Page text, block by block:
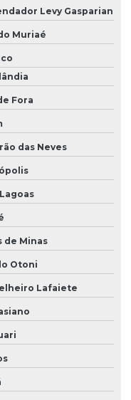
civil
Levy Gasparian
Muriaé
Fora
das Neves
de Minas
Otoni
Lafaiete